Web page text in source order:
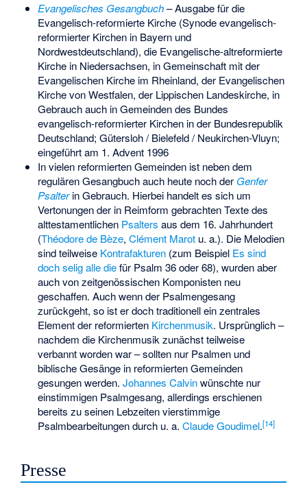
Evangelisches Gesangbuch– Ausgabe für die
Evangelisch-reformierte Kirche (Synode evangelisch-
reformierter Kirchen in Bayern und
Nordwestdeutschland), die Evangelische-altreformierte
Kirche in Niedersachsen, in Gemeinschaft mit der
Evangelischen Kirche im Rheinland, der Evangelischen
Kirche von Westfalen, der Lippischen Landeskirche, in
Gebrauch auch in Gemeinden des Bundes
evangelisch-reformierter Kirchen in der Bundesrepublik
Deutschland; Gütersloh / Bielefeld / Neukirchen-Vluyn;
eingeführt am 1. Advent 1996
In vielen reformierten Gemeinden ist neben dem
regulären Gesangbuch auch heute noch der Genfer
Psalterin Gebrauch. Hierbei handelt es sich um
Vertonungen der in Reimform gebrachten Texte des
alttestamentlichen Psalters aus dem 16. Jahrhundert
(Théodore de Bèze, Clément Marotu. a.). Die Melodien
sind teilweise Kontrafakturen(zum Beispiel Es sind
doch selig alle diefür Psalm 36 oder 68), wurden aber
auch von zeitgenössischen Komponisten neu
geschaffen. Auch wenn der Psalmengesang
zurückgeht, so ist er doch traditionell ein zentrales
Element der reformierten Kirchenmusik. Ursprünglich –
nachdem die Kirchenmusik zunächst teilweise
verbannt worden war – sollten nur Psalmen und
biblische Gesänge in reformierten Gemeinden
gesungen werden. Johannes Calvinwünschte nur
einstimmigen Psalmgesang, allerdings erschienen
bereits zu seinen Lebzeiten vierstimmige
Psalmbearbeitungen durch u. a. Claude Goudimel.[14]
Presse